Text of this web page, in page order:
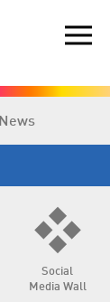
News
Social
Media Wall